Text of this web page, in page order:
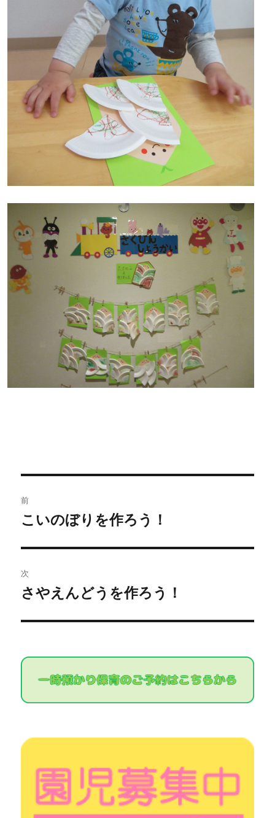
稿
ビ
ゲ
ー
ョ
ン
前
過
の
投
稿:
こいのぼりを作ろう！
次
次
投
さやえんどうを作ろう！